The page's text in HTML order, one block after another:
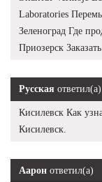
Laboratories
Зеленоград Где
Приозерск
Русская ответил(а)
Кисилевск Как
Кисилевск.
Аарон ответил(а)